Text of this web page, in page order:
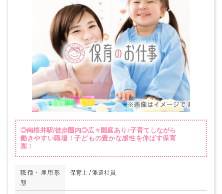
◎南桜井駅/徒歩圏内◎広々園庭あり♪子育てしながら
働きやすい職場！子どもの豊かな感性を伸ばす保育
園！
職種・雇用形
態
保育士 / 派遣社員